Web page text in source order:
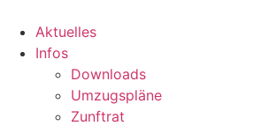
Inhalt
wechseln
Aktuelles
Infos
Downloads
Umzugspläne
Zunftrat